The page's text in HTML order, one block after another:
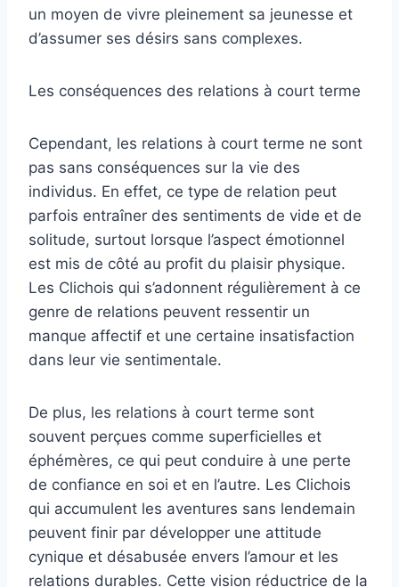
un moyen de vivre pleinement sa jeunesse et
d’assumer ses désirs sans complexes.
Les conséquences des relations à court terme
Cependant, les relations à court terme ne sont
pas sans conséquences sur la vie des
individus. En effet, ce type de relation peut
parfois entraîner des sentiments de vide et de
solitude, surtout lorsque l’aspect émotionnel
est mis de côté au profit du plaisir physique.
Les Clichois qui s’adonnent régulièrement à ce
genre de relations peuvent ressentir un
manque affectif et une certaine insatisfaction
dans leur vie sentimentale.
De plus, les relations à court terme sont
souvent perçues comme superficielles et
éphémères, ce qui peut conduire à une perte
de confiance en soi et en l’autre. Les Clichois
qui accumulent les aventures sans lendemain
peuvent finir par développer une attitude
cynique et désabusée envers l’amour et les
relations durables. Cette vision réductrice de la